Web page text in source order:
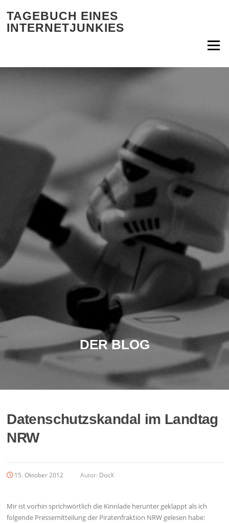
TAGEBUCH EINES
INTERNETJUNKIES
Menü
DER BLOG
Datenschutzskandal im Landtag
NRW
15. Oktober 2012 Autor: DocX
Mir ist vorhin sprichwörtlich die Kinnlade herunter geklappt als ich
folgende Pressemitteilung der Piratenfraktion NRW gelesen habe: